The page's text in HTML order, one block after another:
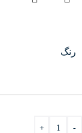
رنگ
-
+